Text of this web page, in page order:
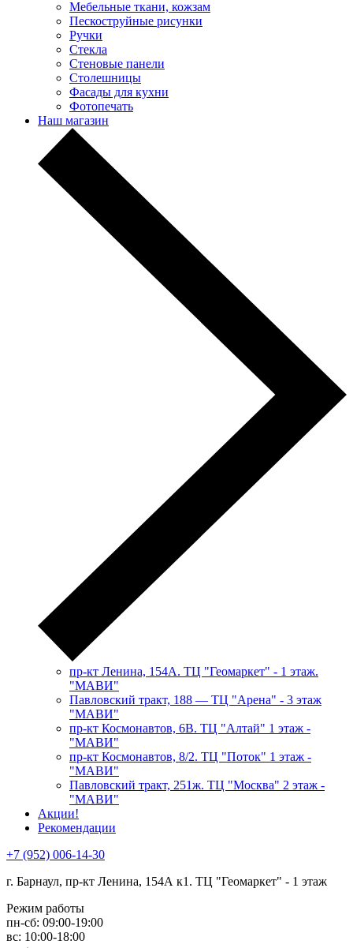
Мебельные ткани, кожзам
Пескоструйные рисунки
Ручки
Стекла
Стеновые панели
Столешницы
Фасады для кухни
Фотопечать
Наш магазин
пр-кт Ленина, 154А. ТЦ "Геомаркет" - 1 этаж.
"МАВИ"
​Павловский тракт, 188 — ТЦ "Арена" - 3 этаж
"МАВИ"
пр-кт Космонавтов, 6В. ТЦ "Алтай" 1 этаж -
"МАВИ"
пр-кт Космонавтов, 8/2. ТЦ "Поток" 1 этаж -
"МАВИ"
Павловский тракт, 251ж. ТЦ "Москва" 2 этаж -
"МАВИ"
Акции!
Рекомендации
+7 (952) 006-14-30
г. Барнаул, пр-кт Ленина, 154А к1. ТЦ "Геомаркет" - 1 этаж
Режим работы
пн-сб: 09:00-19:00
вс: 10:00-18:00